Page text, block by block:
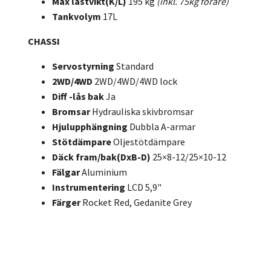
Tankvolym 17L
CHASSI
Servostyrning Standard
2WD/4WD 2WD/4WD/4WD lock
Diff -lås bakJa
BromsarHydrauliska skivbromsar
Hjulupphängning Dubbla A-armar
StötdämpareOljestötdämpare
Däck fram/bak(DxB-D) 25×8-12/25×10-12
FälgarAluminium
Instrumentering LCD 5,9"
FärgerRocket Red, Gedanite Grey